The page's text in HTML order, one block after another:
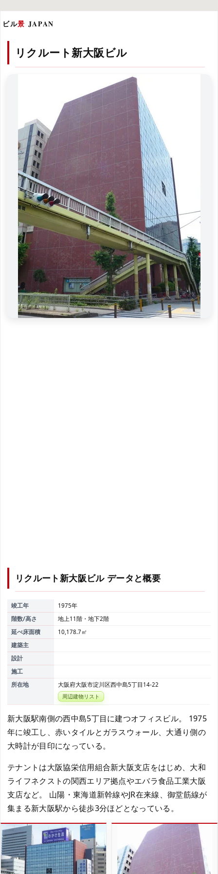
ビル景 JAPAN
リクルート新大阪ビル
リクルート新大阪ビル データと概要
竣工年
1975年
階数/高さ
地上11階・地下2階
延べ床面積
10,178.7㎡
建築主
設計
施工
所在地
大阪府大阪市淀川区西中島5丁目14-22
周辺建物リスト
新大阪駅南側の西中島5丁目に建つオフィスビル。 1975
年に竣工し、赤いタイルとガラスウォール、大通り側の
大時計が目印になっている。
テナントは大阪協栄信用組合新大阪支店をはじめ、大和
ライフネクストの関西エリア拠点やエバラ食品工業大阪
支店など。 山陽・東海道新幹線やJR在来線、御堂筋線が
集まる新大阪駅から徒歩3分ほどとなっている。